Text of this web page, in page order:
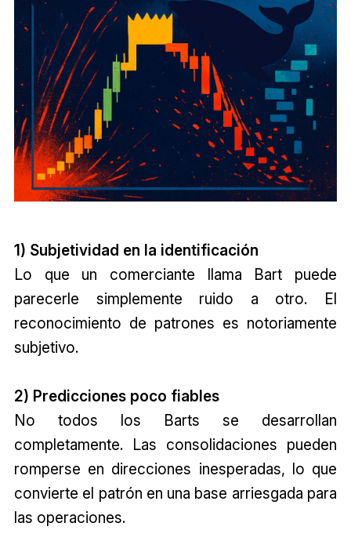
1) Subjetividad en la identificación
Lo que un comerciante llama Bart puede
parecerle simplemente ruido a otro. El
reconocimiento de patrones es notoriamente
subjetivo.
2) Predicciones poco fiables
No todos los Barts se desarrollan
completamente. Las consolidaciones pueden
romperse en direcciones inesperadas, lo que
convierte el patrón en una base arriesgada para
las operaciones.